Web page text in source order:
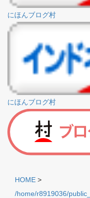
にほんブログ村
にほんブログ村
HOME >
/home/r8919036/